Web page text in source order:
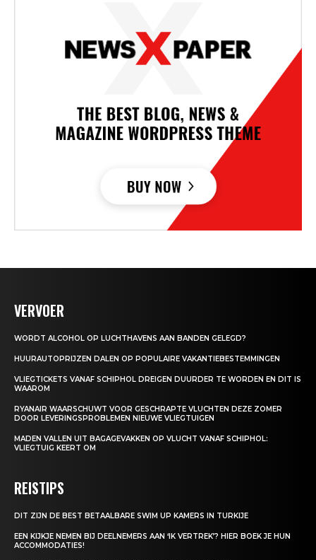
VERVOER
WORDT ALCOHOL OP LUCHTHAVENS AAN BANDEN GELEGD?
HUURAUTOPRIJZEN DALEN OP POPULAIRE VAKANTIEBESTEMMINGEN
VLIEGTICKETS VANAF SCHIPHOL DREIGEN DUURDER TE WORDEN EN DIT IS
WAAROM
RYANAIR WAARSCHUWT VOOR GESCHRAPTE VLUCHTEN DEZE ZOMER
DOOR LEVERINGSPROBLEMEN NIEUWE VLIEGTUIGEN
MADEN VALLEN UIT BAGAGEVAKKEN OP VLUCHT VANAF SCHIPHOL:
VLIEGTUIG KEERT OM
REISTIPS
DIT ZIJN DE BEST BETAALBARE SWIM UP KAMERS IN TURKIJE
EEN KIJKJE NEMEN BIJ DEELNEMERS AAN ‘IK VERTREK’? HIER BOEK JE HUN
ACCOMMODATIES!